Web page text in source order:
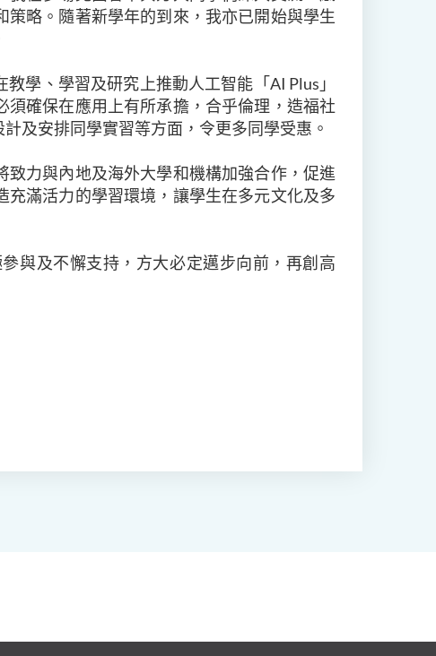
略。隨著新學年的到來，我亦已開始與學生
學、學習及研究上推動人工智能「AI Plus」
確保在應用上有所承擔，合乎倫理，造福社
及安排同學實習等方面，令更多同學受惠。
力與內地及海外大學和機構加強合作，促進
滿活力的學習環境，讓學生在多元文化及多
與及不懈支持，方大必定邁步向前，再創高